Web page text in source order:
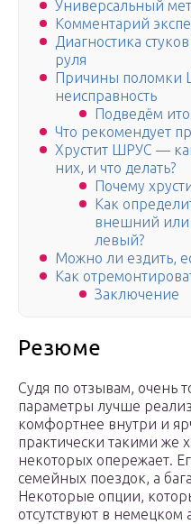
Универсальный
Комментарий
Диагностика
руля
Причины поломки
неисправность
Подведём
Что рекомендует
Хрустит ШРУС —
них, и что делать?
Почему
Как
внешний или
левый?
Можно ли ездить,
Как
Заключение
Резюме
Судя по отзывам, очень
параметры лучше
комфортнее внутри и
практически такими же
некоторых опережает.
семейных поездок, а
Некоторые опции,
отсутствуют в немецком